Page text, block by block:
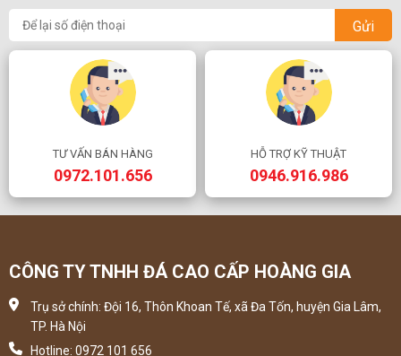
Gửi
TƯ VẤN BÁN HÀNG
0972.101.656
HỖ TRỢ KỸ THUẬT
0946.916.986
CÔNG TY TNHH ĐÁ CAO CẤP HOÀNG GIA
Trụ sở chính: Đội 16, Thôn Khoan Tế, xã Đa Tốn, huyện Gia Lâm,
TP. Hà Nội
Hotline: 0972 101 656